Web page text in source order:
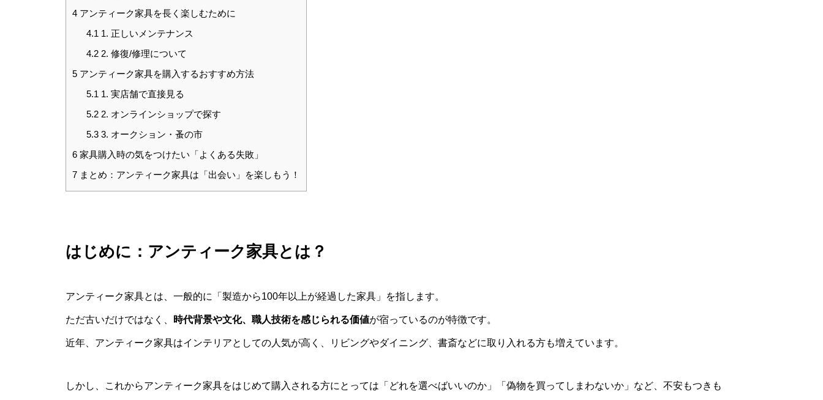
4 アンティーク家具を長く楽しむために
4.1 1. 正しいメンテナンス
4.22. 修復/修理について
5 アンティーク家具を購入するおすすめ方法
5.1 1. 実店舗で直接見る
5.22. オンラインショップで探す
5.33. オークション・蚤の市
6 家具購入時の気をつけたい「よくある失敗」
7 まとめ：アンティーク家具は「出会い」を楽しもう！
はじめに：アンティーク家具とは？
アンティーク家具とは、一般的に「製造から100年以上が経過した家具」を指します。
ただ古いだけではなく、 時代背景や文化、職人技術を感じられる価値が宿っているのが特徴です。
近年、アンティーク家具はインテリアとしての人気が高く、リビングやダイニング、書斎などに取り入れる方も増えています。
しかし、これからアンティーク家具をはじめて購入される方にとっては「どれを選べばいいのか」「偽物を買ってしまわないか」など、不安もつきも